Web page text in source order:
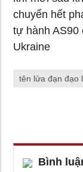
tên lửa đạn đạo
Bình